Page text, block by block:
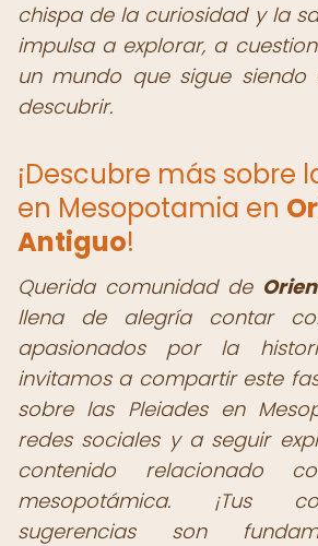
chispa de la curiosidad y la
impulsa a explorar, a
un mundo que sigue siendo
descubrir.
¡Descubre más sobre
en Mesopotamia en
Antiguo!
Querida comunidad de
llena de alegría contar
apasionados por la
invitamos a compartir este
sobre las Pleiades en
redes sociales y a seguir
contenido relacionado
mesopotámica. ¡Tus
sugerencias son